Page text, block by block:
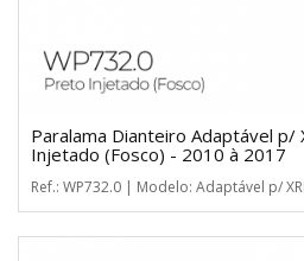
Paralama Dianteiro Adaptável p/
Injetado (Fosco) - 2010 à 2017
Ref.: WP732.0 | Modelo: Adaptável p/